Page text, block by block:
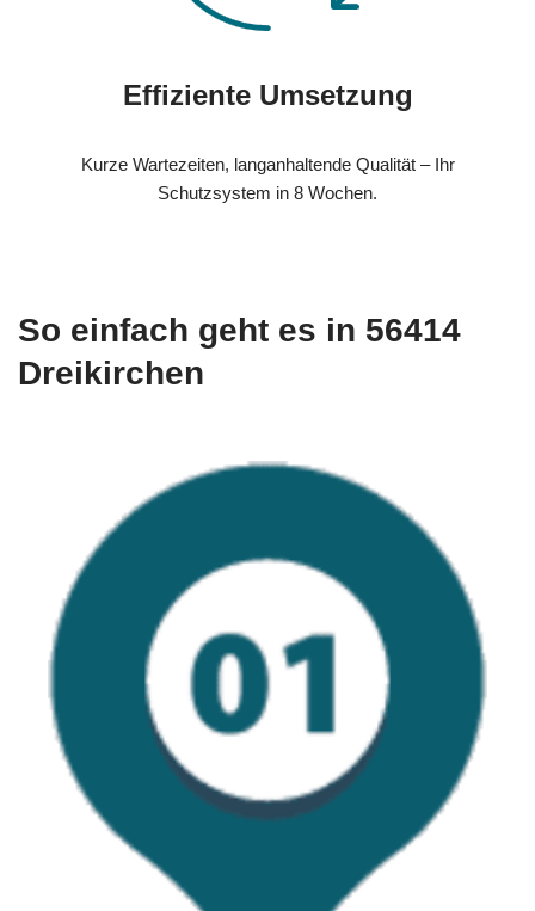
Effiziente Umsetzung
Kurze Wartezeiten, langanhaltende Qualität – Ihr
Schutzsystem in 8 Wochen.
So einfach geht es in 56414
Dreikirchen